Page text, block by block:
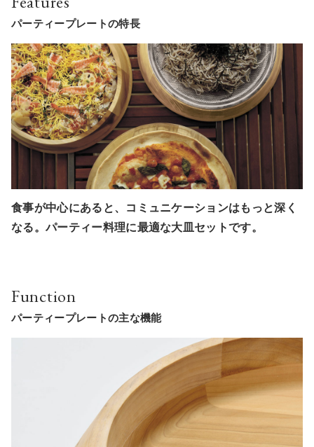
パーティープレートの特長
食事が中心にあると、コミュニケーションはもっと深く
なる。パーティー料理に最適な大皿セットです。
Function
パーティープレートの主な機能